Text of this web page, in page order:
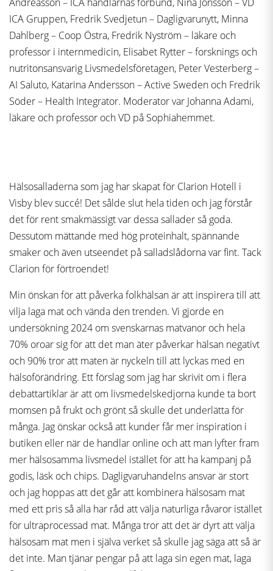
ICA Gruppen, Fredrik Svedjetun – Dagligvarunytt, Minna
Dahlberg – Coop Östra, Fredrik Nyström – läkare och
professor i internmedicin, Elisabet Rytter – forsknings och
nutritonsansvarig Livsmedelsföretagen, Peter Vesterberg –
AI Saluto, Katarina Andersson – Active Sweden och Fredrik
Söder – Health Integrator. Moderator var Johanna Adami,
läkare och professor och VD på Sophiahemmet.
Hälsosalladerna som jag har skapat för Clarion Hotell i
Visby blev succé! Det sålde slut hela tiden och jag förstår
det för rent smakmässigt var dessa sallader så goda.
Dessutom mättande med hög proteinhalt, spännande
smaker och även utseendet på salladslådorna var fint. Tack
Clarion för förtroendet!
Min önskan för att påverka folkhälsan är att inspirera till att
vilja laga mat och vända den trenden. Vi gjorde en
undersökning 2024 om svenskarnas matvanor och hela
70% oroar sig för att det man äter påverkar hälsan negativt
och 90% tror att maten är nyckeln till att lyckas med en
hälsoförändring. Ett förslag som jag har skrivit om i flera
debattartiklar är att om livsmedelskedjorna kunde ta bort
momsen på frukt och grönt så skulle det underlätta för
många. Jag önskar också att kunder får mer inspiration i
butiken eller när de handlar online och att man lyfter fram
mer hälsosamma livsmedel istället för att ha kampanj på
godis, läsk och chips. Dagligvaruhandelns ansvar är stort
och jag hoppas att det går att kombinera hälsosam mat
med ett pris så alla har råd att välja naturliga råvaror istället
för ultraprocessad mat. Många tror att det är dyrt att välja
hälsosam mat men i själva verket så skulle jag säga att så är
det inte. Man tjänar pengar på att laga sin egen mat, laga